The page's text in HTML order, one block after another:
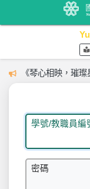
《琴心相映，璀
學號/教職員編
密碼